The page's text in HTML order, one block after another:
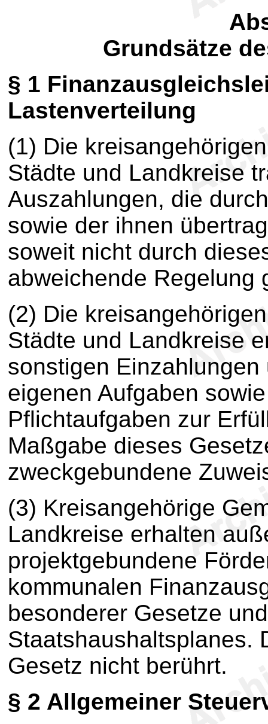
Grundsätze
§ 1
Lastenverteilung
(1) Die
Städte und Landkreise
Auszahlungen, die
sowie der ihnen
soweit nicht durch
abweichende Regelung
(2) Die
Städte und Landkreise
sonstigen
eigenen Aufgaben
Pflichtaufgaben zur
Maßgabe dieses
zweckgebundene
(3) Kreisangehörige
Landkreise erhalten
projektgebundene
kommunalen
besonderer Gesetze
Staatshaushaltsplanes.
Gesetz nicht berührt.
§ 2 Allgemeiner